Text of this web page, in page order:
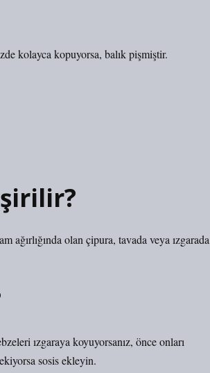
kolayca kopuyorsa, balık pişmiştir.
olan çipura, tavada veya ızgarada
ızgaraya koyuyorsanız, önce onları
sosis ekleyin.